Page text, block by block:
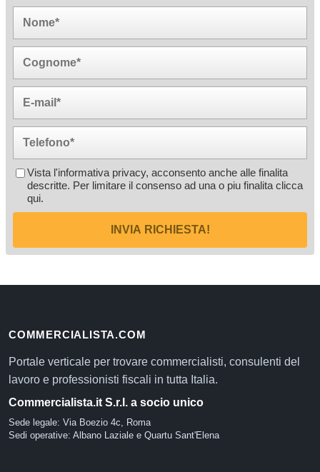
Vista l'informativa privacy, acconsento anche alle finalita
descritte. Per limitare il consenso ad una o piu finalita clicca
qui.
INVIA RICHIESTA!
COMMERCIALISTA.COM
Portale verticale per trovare commercialisti, consulenti del
lavoro e professionisti fiscali in tutta Italia.
Commercialista.it S.r.l. a socio unico
Sede legale: Via Boezio 4c, Roma
Sedi operative: Albano Laziale e Quartu Sant'Elena